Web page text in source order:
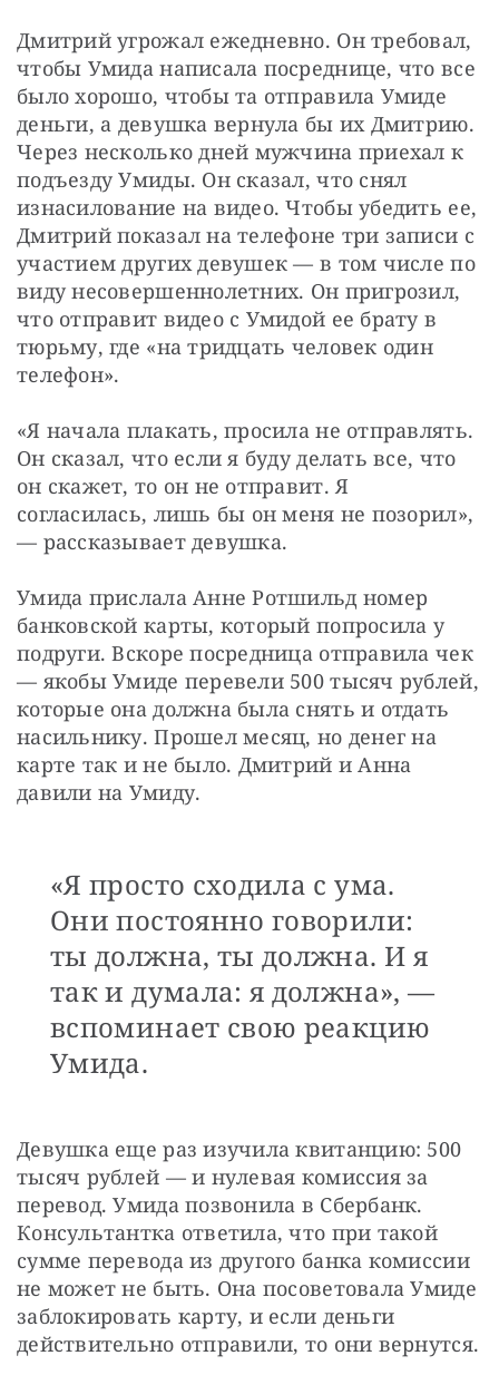
Дмитрий угрожал ежедневно. Он требовал,
чтобы Умида написала посреднице, что все
было хорошо, чтобы та отправила Умиде
деньги, а девушка вернула бы их Дмитрию.
Через несколько дней мужчина приехал к
подъезду Умиды. Он сказал, что снял
изнасилование на видео. Чтобы убедить ее,
Дмитрий показал на телефоне три записи с
участием других девушек — в том числе по
виду несовершеннолетних. Он пригрозил,
что отправит видео с Умидой ее брату в
тюрьму, где «на тридцать человек один
телефон».
«Я начала плакать, просила не отправлять.
Он сказал, что если я буду делать все, что
он скажет, то он не отправит. Я
согласилась, лишь бы он меня не позорил»,
— рассказывает девушка.
Умида прислала Анне Ротшильд номер
банковской карты, который попросила у
подруги. Вскоре посредница отправила чек
— якобы Умиде перевели 500 тысяч рублей,
которые она должна была снять и отдать
насильнику. Прошел месяц, но денег на
карте так и не было. Дмитрий и Анна
давили на Умиду.
«Я просто сходила с ума.
Они постоянно говорили:
ты должна, ты должна. И я
так и думала: я должна», —
вспоминает свою реакцию
Умида.
Девушка еще раз изучила квитанцию: 500
тысяч рублей — и нулевая комиссия за
перевод. Умида позвонила в Сбербанк.
Консультантка ответила, что при такой
сумме перевода из другого банка комиссии
не может не быть. Она посоветовала Умиде
заблокировать карту, и если деньги
действительно отправили, то они вернутся.